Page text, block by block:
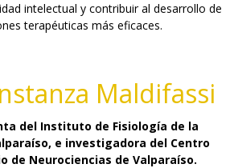
intelectual y contribuir al desarrollo de
terapéuticas más eficaces.
Maldifassi
del Instituto de Fisiología de la
e investigadora del Centro
de Neurociencias de Valparaíso.